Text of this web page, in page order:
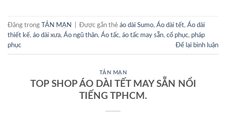
Đăng trong TẢN MẠN Được gắn thẻ áo dài Sumo, Áo dài tết, Áo dài
thiết kế, áo dài xưa, Áo ngũ thân, Áo tấc, áo tấc may sẵn, cổ phục, pháp
phục
Để lại bình luận
TẢN MẠN
TOP SHOP ÁO DÀI TẾT MAY SẴN NỔI
TIẾNG TPHCM.